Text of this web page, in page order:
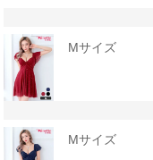
Mサイズ
Mサイズ